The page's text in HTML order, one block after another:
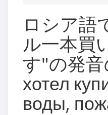
ロシア語
ル一本買
す"の発
хотел
воды,